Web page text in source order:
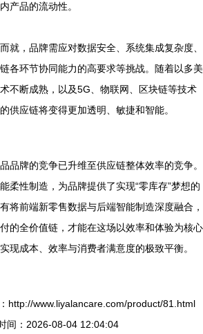
产品的流动性。
就，品牌需应对数据安全、系统集成复杂度、
各环节协同能力的高要求等挑战。随着以多美
不断成熟，以及5G、物联网、区块链等技术
供应链将变得更加透明、敏捷和智能。
品牌的竞争已升维至供应链整体效率的竞争。
柔性制造，为品牌提供了实现“零库存”梦想的
将前端新零售数据与后端智能制造深度融合，
的全价值链，才能在这场以效率和体验为核心
现成本、效率与消费者满意度的极致平衡。
http://www.liyalancare.com/product/81.html
间：2026-08-04 12:04:04